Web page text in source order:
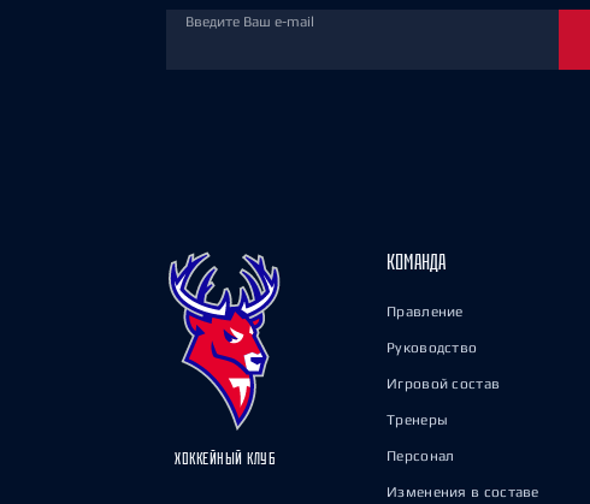
Введите Ваш e-mail
ХОККЕЙНЫЙ КЛУБ
КОМАНДА
Правление
Руководство
Игровой состав
Тренеры
Персонал
Изменения в составе